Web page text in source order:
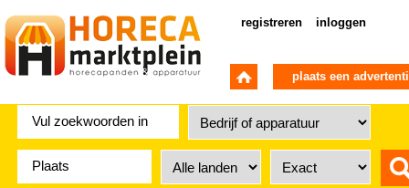
registreren inloggen
plaats een